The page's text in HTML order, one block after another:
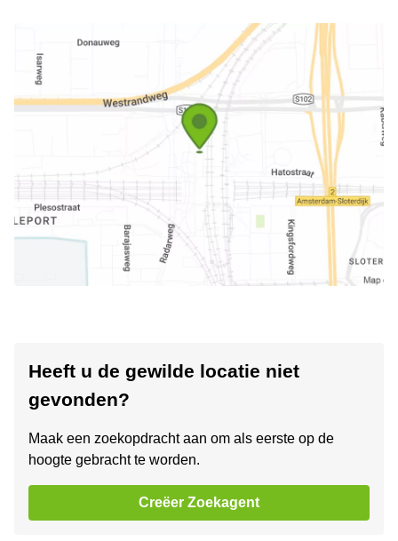
Heeft u de gewilde locatie niet
gevonden?
Maak een zoekopdracht aan om als eerste op de
hoogte gebracht te worden.
Creëer Zoekagent